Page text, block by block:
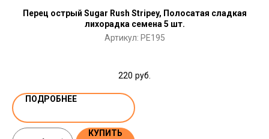
Перец острый Sugar Rush Stripey, Полосатая сладкая
лихорадка семена 5 шт.
Артикул: PE195
220 руб.
ПОДРОБНЕЕ
КУПИТЬ